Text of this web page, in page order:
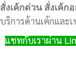
สั่งเค้กด่วน สั่งเค้ก
บริการด้านเค้กและเ
แชทกับเราผ่าน